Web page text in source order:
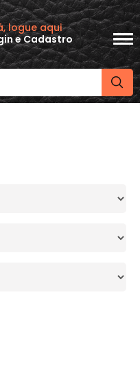
logue aqui
eCadastro